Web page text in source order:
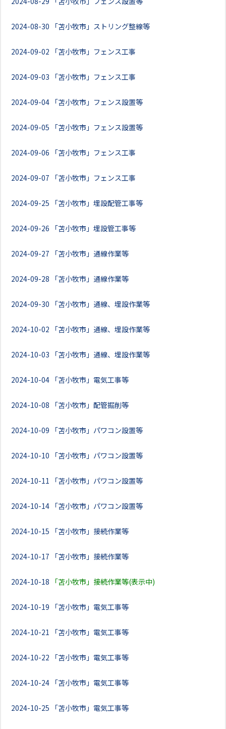
2024-08-30 「苫小牧市」ストリング整線等
2024-09-02 「苫小牧市」フェンス工事
2024-09-03 「苫小牧市」フェンス工事
2024-09-04 「苫小牧市」フェンス設置等
2024-09-05 「苫小牧市」フェンス設置等
2024-09-06 「苫小牧市」フェンス工事
2024-09-07 「苫小牧市」フェンス工事
2024-09-25 「苫小牧市」埋設配管工事等
2024-09-26 「苫小牧市」埋設管工事等
2024-09-27 「苫小牧市」通線作業等
2024-09-28 「苫小牧市」通線作業等
2024-09-30 「苫小牧市」通線、埋設作業等
2024-10-02 「苫小牧市」通線、埋設作業等
2024-10-03 「苫小牧市」通線、埋設作業等
2024-10-04 「苫小牧市」電気工事等
2024-10-08 「苫小牧市」配管掘削等
2024-10-09 「苫小牧市」パワコン設置等
2024-10-10 「苫小牧市」パワコン設置等
2024-10-11 「苫小牧市」パワコン設置等
2024-10-14 「苫小牧市」パワコン設置等
2024-10-15 「苫小牧市」接続作業等
2024-10-17 「苫小牧市」接続作業等
2024-10-18 「苫小牧市」接続作業等(表示中)
2024-10-19 「苫小牧市」電気工事等
2024-10-21 「苫小牧市」電気工事等
2024-10-22 「苫小牧市」電気工事等
2024-10-24 「苫小牧市」電気工事等
2024-10-25 「苫小牧市」電気工事等